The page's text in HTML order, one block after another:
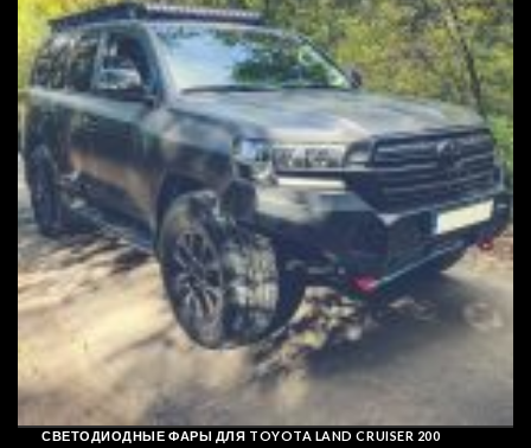
СВЕТОДИОДНЫЕ ФАРЫ ДЛЯ TOYOTA LAND CRUISER 200